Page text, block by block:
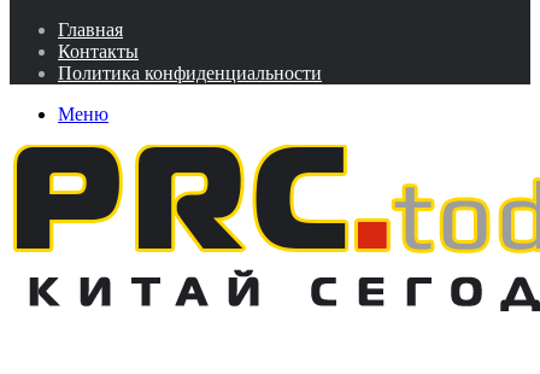
Главная
Контакты
Политика конфиденциальности
Меню